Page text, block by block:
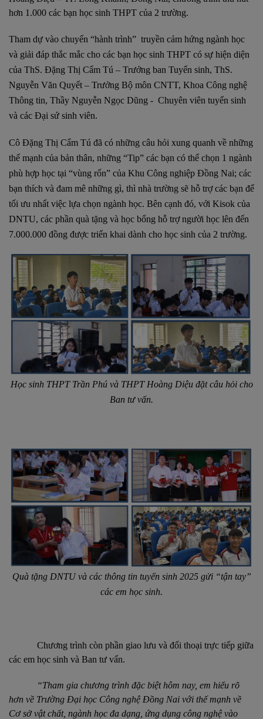
hơn 1.000 các bạn học sinh THPT của 2 trường.
Tham dự vào chuyến “hành trình” truyền cảm hứng ngành học
và giải đáp thắc mắc cho các bạn học sinh THPT có sự hiện diện
của ThS. Đặng Thị Cẩm Tú – Trưởng ban Tuyển sinh, ThS.
Nguyễn Văn Quyết – Trưởng Bộ môn CNTT, Khoa Công nghệ
Thông tin, Thầy Nguyễn Ngọc Dũng - Chuyên viên tuyển sinh
và các Đại sứ sinh viên.
Cô Đặng Thị Cẩm Tú đã có những câu hỏi xung quanh về những
thế mạnh của bản thân, những “Tip” các bạn có thể chọn 1 ngành
phù hợp học tại “vùng rốn” của Khu Công nghiệp Đồng Nai; các
bạn thích và đam mê những gì, thì nhà trường sẽ hỗ trợ các bạn để
tối ưu nhất việc lựa chọn ngành học. Bên cạnh đó, với Kisok của
DNTU, các phần quà tặng và học bổng hỗ trợ người học lên đến
7.000.000 đồng được triển khai dành cho học sinh của 2 trường.
Học sinh THPT Trần Phú và THPT Hoàng Diệu đặt câu hỏi cho
Ban tư vấn.
Quàtặng DNTU và các thông tin tuyển sinh 2025 gửi “tận tay”
các em học sinh.
Chương trình còn phần giao lưu và đối thoại trực tiếp giữa
các em học sinh và Ban tư vấn.
“Tham gia chương trình đặc biệt hôm nay, em hiểu rõ
hơn về Trường Đại học Công nghệ Đồng Nai với thế mạnh về
Cơ sở vật chất, ngành học đa dạng, ứng dụng công nghệ vào